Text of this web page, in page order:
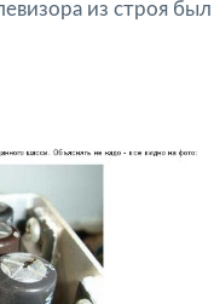
из строя